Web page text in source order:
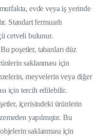
evde veya iş yerinde
Standart fermuarlı
cetveli bulunur.
poşetler, tabanları düz
saklanması için
meyvelerin veya diğer
için tercih edilebilir.
içerisindeki ürünlerin
yapılmıştır. Bu
saklanması için